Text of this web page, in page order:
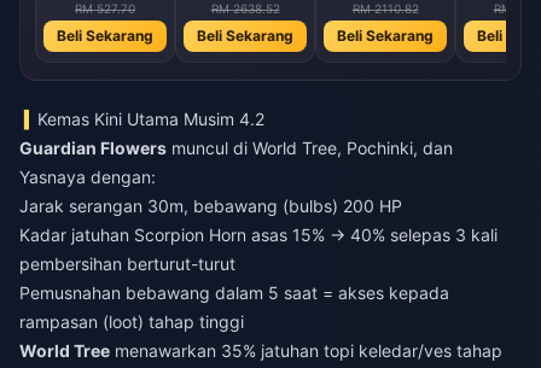
RM 527.70
Beli Sekarang
RM 2638.52
Beli Sekarang
RM 2110.82
Beli Sekarang
RM
Beli
Kemas Kini Utama Musim 4.2
Guardian Flowers muncul di World Tree, Pochinki, dan
Yasnaya dengan:
Jarak serangan 30m, bebawang (bulbs) 200 HP
Kadar jatuhan Scorpion Horn asas 15% → 40% selepas 3 kali
pembersihan berturut-turut
Pemusnahan bebawang dalam 5 saat = akses kepada
rampasan (loot) tahap tinggi
World Tree menawarkan 35% jatuhan topi keledar/ves tahap